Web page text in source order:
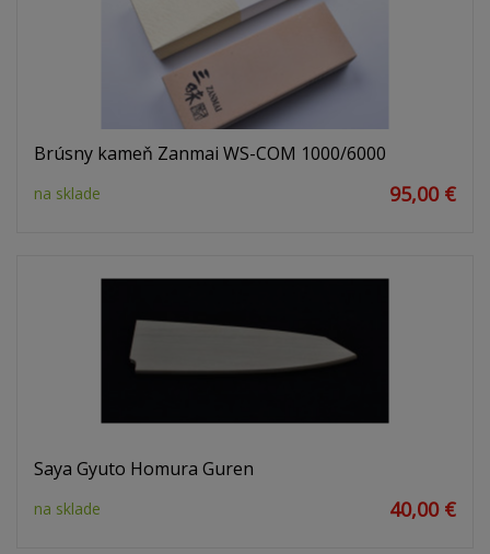
Brúsny kameň Zanmai WS-COM 1000/6000
na sklade 95,00 €
Saya Gyuto Homura Guren
na sklade 40,00 €